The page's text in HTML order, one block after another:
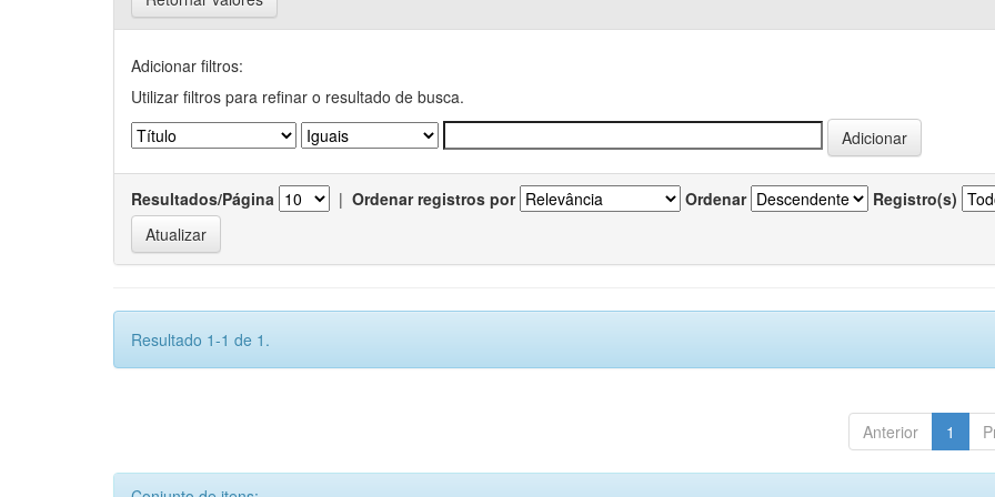
Adicionar filtros:
Utilizar filtros para refinar o resultado de busca.
Resultados/Página | Ordenar registros por Ordenar Registro(s)
Resultado 1-1 de 1.
Anterior 1